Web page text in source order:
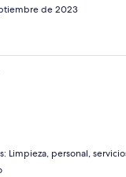
de 2023
Limpieza, personal,